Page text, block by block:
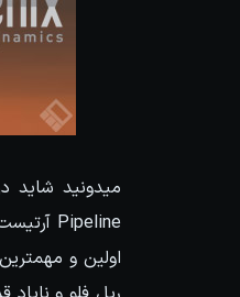
میدونید شاید
اولین و